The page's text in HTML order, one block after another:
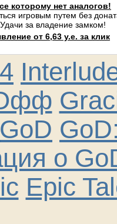
которому нет аналогов!
игровым путем без
за владение замком!
от 6,63 у.е. за клик
GoD
о
Epic